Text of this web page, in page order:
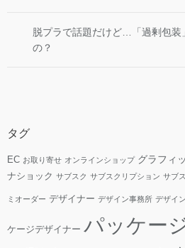
脱プラで話題だけど…「過剰包装
の？
タグ
EC お取り寄せ オンラインショップ グラフィ
ナショック サブスク サブスクリプション サブ
ミオーダー デザイナー デザイン事務所 デザイ
ケージデザイナー パッケー